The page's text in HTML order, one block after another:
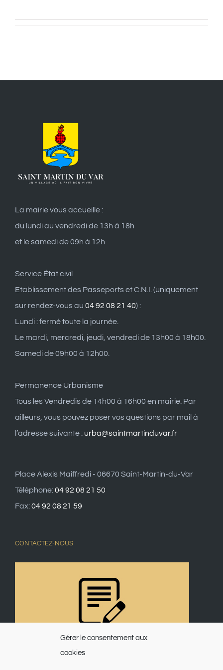
Gérer le consentement aux
cookies
La mairie vous accueille :
du lundi au vendredi de 13h à 18h
et le samedi de 09h à 12h
Service État civil
Etablissement des Passeports et C.N.I. (uniquement
sur rendez-vous au 04 92 08 21 40) :
Lundi : fermé toute la journée.
Le mardi, mercredi, jeudi, vendredi de 13h00 à 18h00.
Samedi de 09h00 à 12h00.
Permanence Urbanisme
Tous les Vendredis de 14h00 à 16h00 en mairie. Par
ailleurs, vous pouvez poser vos questions par mail à
l’adresse suivante : urba@saintmartinduvar.fr
Place Alexis Maiffredi - 06670 Saint-Martin-du-Var
Téléphone:04 92 08 21 50
Fax:04 92 08 21 59
CONTACTEZ-NOUS